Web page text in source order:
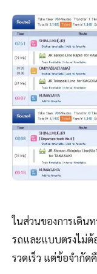
ในส่วนของการเดิน
รถและแบบตรงไม่ต้
รวดเร็ว แต่ข้อจำกั